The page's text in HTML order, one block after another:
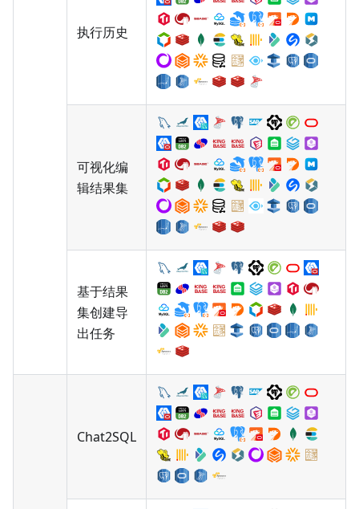
执行历史
可视化编
辑结果集
基于结果
集创建导
出任务
Chat2SQL